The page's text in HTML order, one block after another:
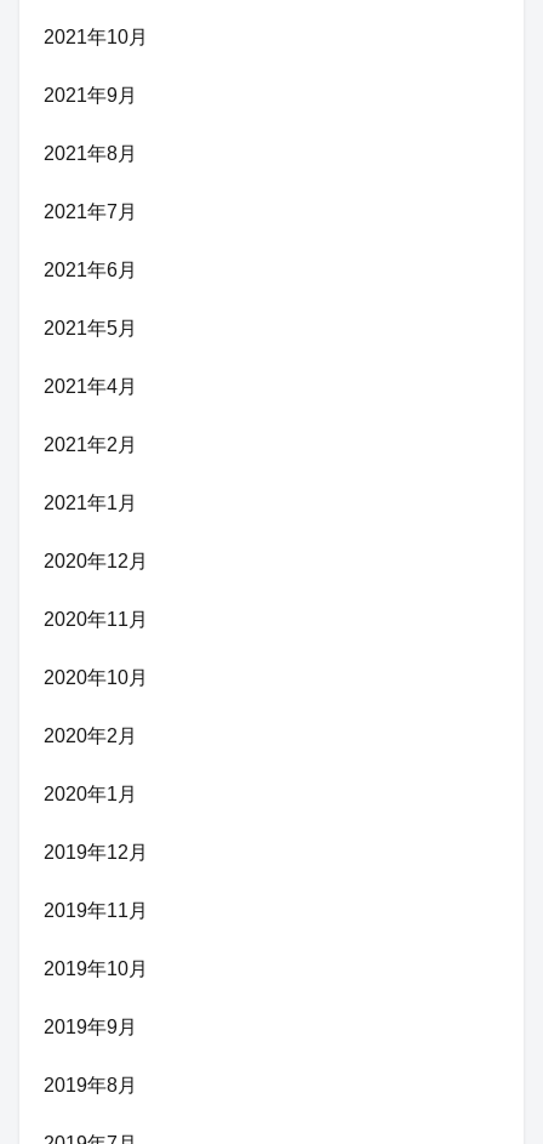
2021年10月
2021年9月
2021年8月
2021年7月
2021年6月
2021年5月
2021年4月
2021年2月
2021年1月
2020年12月
2020年11月
2020年10月
2020年2月
2020年1月
2019年12月
2019年11月
2019年10月
2019年9月
2019年8月